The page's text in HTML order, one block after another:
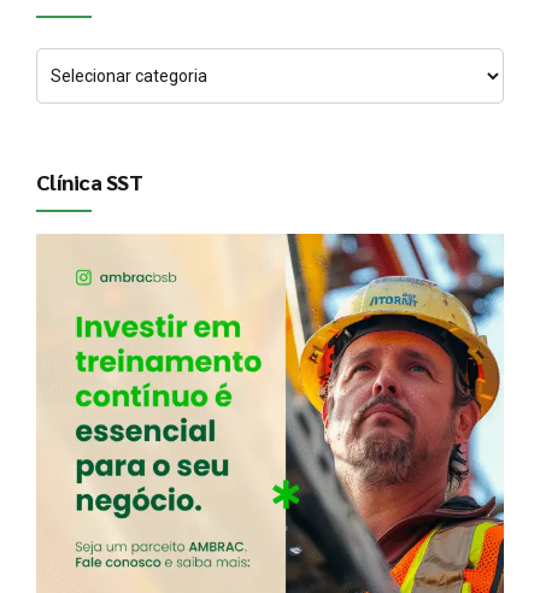
Clínica SST